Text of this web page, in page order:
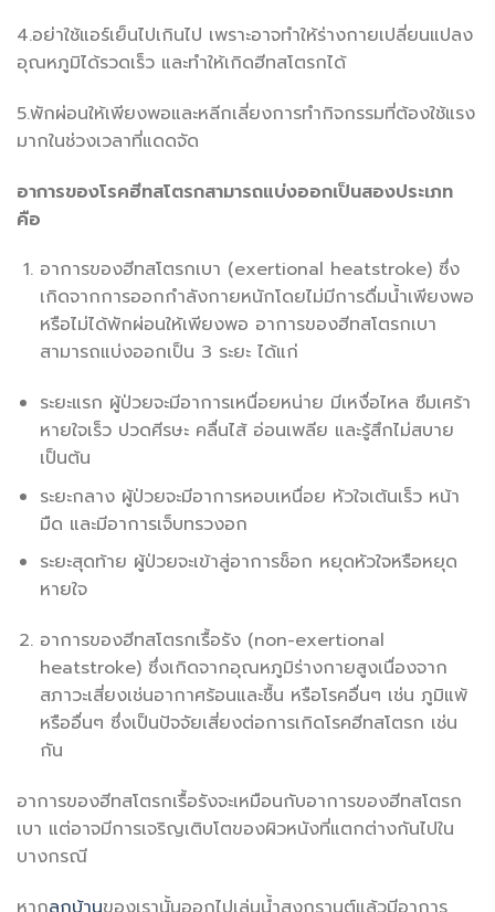
4.อย่าใช้แอร์เย็นไปเกินไป เพราะอาจทำให้ร่างกายเปลี่ยนแปลง
อุณหภูมิได้รวดเร็ว และทำให้เกิดฮีทสโตรกได้
5.พักผ่อนให้เพียงพอและหลีกเลี่ยงการทำกิจกรรมที่ต้องใช้แรง
มากในช่วงเวลาที่แดดจัด
อาการของโรคฮีทสโตรกสามารถแบ่งออกเป็นสองประเภท
คือ
อาการของฮีทสโตรกเบา (exertional heatstroke) ซึ่ง
เกิดจากการออกกำลังกายหนักโดยไม่มีการดื่มน้ำเพียงพอ
หรือไม่ได้พักผ่อนให้เพียงพอ อาการของฮีทสโตรกเบา
สามารถแบ่งออกเป็น 3 ระยะ ได้แก่
ระยะแรก ผู้ป่วยจะมีอาการเหนื่อยหน่าย มีเหงื่อไหล ซึมเศร้า
หายใจเร็ว ปวดศีรษะ คลื่นไส้ อ่อนเพลีย และรู้สึกไม่สบาย
เป็นต้น
ระยะกลาง ผู้ป่วยจะมีอาการหอบเหนื่อย หัวใจเต้นเร็ว หน้า
มืด และมีอาการเจ็บทรวงอก
ระยะสุดท้าย ผู้ป่วยจะเข้าสู่อาการช็อก หยุดหัวใจหรือหยุด
หายใจ
อาการของฮีทสโตรกเรื้อรัง (non-exertional
heatstroke) ซึ่งเกิดจากอุณหภูมิร่างกายสูงเนื่องจาก
สภาวะเสี่ยงเช่นอากาศร้อนและชื้น หรือโรคอื่นๆ เช่น ภูมิแพ้
หรืออื่นๆ ซึ่งเป็นปัจจัยเสี่ยงต่อการเกิดโรคฮีทสโตรก เช่น
กัน
อาการของฮีทสโตรกเรื้อรังจะเหมือนกับอาการของฮีทสโตรก
เบา แต่อาจมีการเจริญเติบโตของผิวหนังที่แตกต่างกันไปใน
บางกรณี